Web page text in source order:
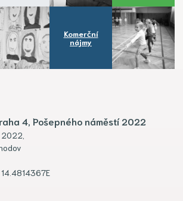
Komerční
nájmy
4, Pošepného náměstí 2022